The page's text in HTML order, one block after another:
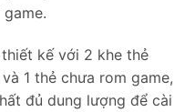
kế với 2 khe thẻ
1 thẻ chưa rom game,
đủ dung lượng để cài